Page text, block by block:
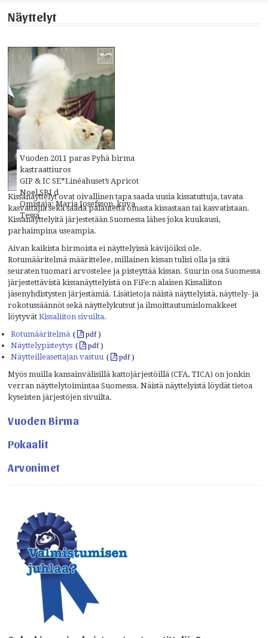
Näyttelyt
Vuoden 2011 paras Pyhä birma
kastraattiuros
GIP & IC SE*Linéahuset’s Apricot
Noel,SBI d
Omistaja: Maria Josefsson, kuva
Tessa
Kissanäyttelyt ovat oivallinen tapa saada uusia kissatuttuja, tavata
kasvattajia sekä saada palautetta omasta kissastaan tai kasvatistaan.
Kissanäyttelyitä järjestetään Suomessa lähes joka kuukausi,
parhaimpina useampia.
Aivan kaikista birmoista ei näyttelyissä kävijöiksi ole.
Rotumääritelmä määrittelee, millainen kissan tulisi olla ja sitä
seuraten tuomari arvostelee ja pisteyttää kissan. Suurin osa Suomessa
järjestettävistä kissanäyttelyistä on FiFe:n alaisen Kissaliiton
jäsenyhdistysten järjestämiä. Lisätietoja näistä näyttelyistä, näyttely- ja
rokotussäännöt sekä näyttelykutsut ja ilmoittautumislomakkeet
löytyvät Kissaliiton sivuilta.
Rotumääritelmä
Näyttelypisteytys
Näytteilleasettajan vastuu
Myös muilla kansainvälisillä kattojärjestöillä (CFA, TICA) on jonkin
verran näyttelytoimintaa Suomessa. Näistä näyttelyistä löydät tietoa
kyseisten järjestöjen sivuilta.
Vuoden Birma
Pokaalit
Arvonimet